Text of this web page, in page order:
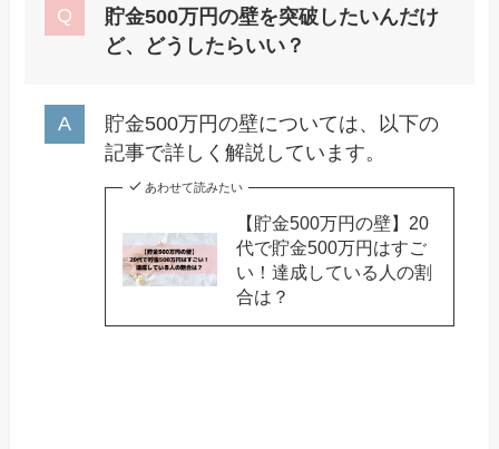
貯金500万円の壁を突破したいんだけ
ど、どうしたらいい？
貯金500万円の壁については、以下の
記事で詳しく解説しています。
あわせて読みたい
【貯金500万円の壁】20
代で貯金500万円はすご
い！達成している人の割
合は？